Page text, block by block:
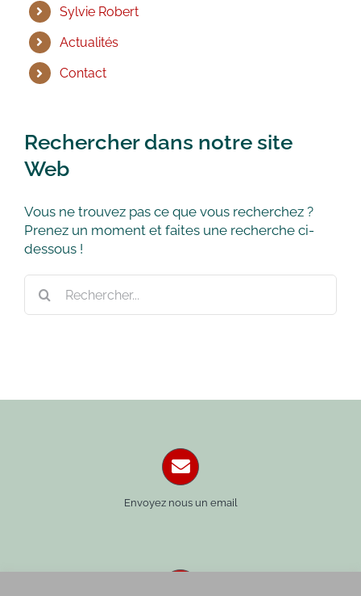
Sylvie Robert
Actualités
Contact
Rechercher dans notre site
Web
Vous ne trouvez pas ce que vous recherchez ?
Prenez un moment et faites une recherche ci-
dessous !
Envoyez nous un email